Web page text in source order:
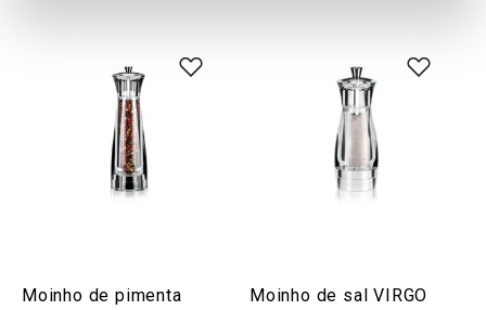
Moinho de pimenta
Moinho de sal VIRGO